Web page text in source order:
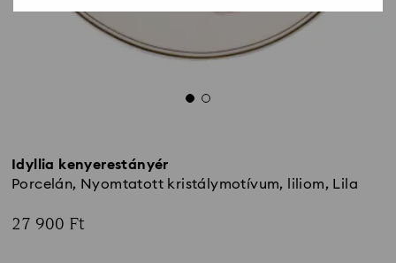
Idyllia kenyerestányér
Porcelán, Nyomtatott kristálymotívum, liliom, Lila
27 900 Ft